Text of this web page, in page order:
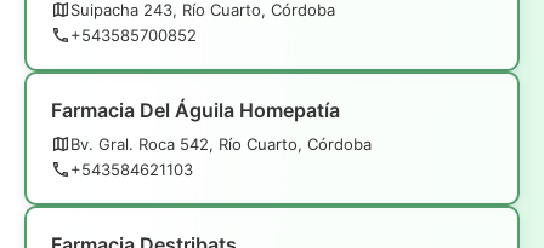
Suipacha 243, Río Cuarto, Córdoba
+543585700852
Farmacia Del Águila Homepatía
Bv. Gral. Roca 542, Río Cuarto, Córdoba
+543584621103